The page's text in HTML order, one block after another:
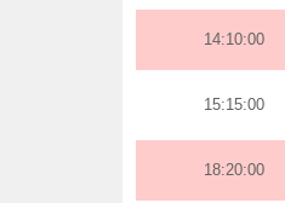
14:10:00
15:15:00
18:20:00